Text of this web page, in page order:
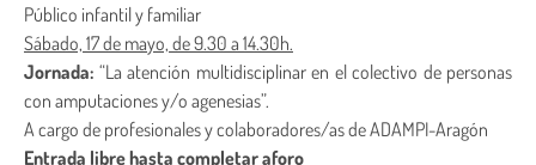
Público infantil y familiar
Sábado, 17 de mayo, de 9.30 a 14.30h.
Jornada: “La atención multidisciplinar en el colectivo de personas
con amputaciones y/o agenesias”.
A cargo de profesionales y colaboradores/as de ADAMPI-Aragón
Entrada libre hasta completar aforo